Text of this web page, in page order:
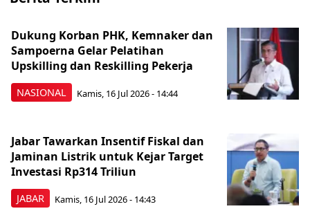
NASIONAL
Dukung Korban PHK, Kemnaker dan
Sampoerna Gelar Pelatihan
Upskilling dan Reskilling Pekerja
Kamis, 16 Jul 2026 - 14:44
JABAR
Jabar Tawarkan Insentif Fiskal dan
Jaminan Listrik untuk Kejar Target
Investasi Rp314 Triliun
Kamis, 16 Jul 2026 - 14:43